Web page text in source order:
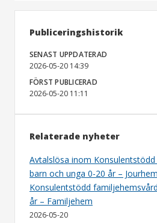
Publiceringshistorik
SENAST UPPDATERAD
2026-05-20 14:39
FÖRST PUBLICERAD
2026-05-20 11:11
Relaterade nyheter
Avtalslösa inom
barn och unga 0-20 år –
Konsulentstödd
år – Familjehem
2026-05-20